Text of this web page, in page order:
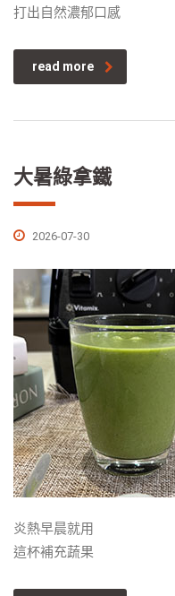
打出自然濃郁口感
read more
大暑綠拿鐵
2026-07-30
炎熱早晨就用
這杯補充蔬果